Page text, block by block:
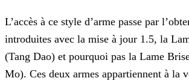
L’accès à ce style d’arme passe par
introduites avec la mise à jour 1.5, la
(Tang Dao) et pourquoi pas la Lame
Mo). Ces deux armes appartiennent à la